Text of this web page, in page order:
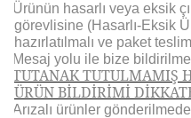
Ürünün hasarlı veya eksik
görevlisine (Hasarlı-Eksik
hazırlatılmalı ve paket
Mesaj yolu ile bize
TUTANAK TUTULMAMIŞ
ÜRÜN BİLDİRİMİ
Arızalı ürünler